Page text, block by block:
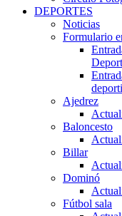
DEPORTES
Noticias
Formulario
Ajedrez
Baloncesto
Billar
Dominó
Fútbol sala